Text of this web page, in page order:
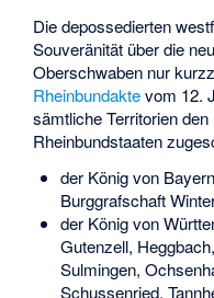
Die depossedierten
Souveränität über die
Oberschwaben nur
Rheinbundaktevom 12.
sämtliche Territorien
Rheinbundstaaten
der König von
Burggrafschaft
der König von
Gutenzell,
Sulmingen,
Schussenried,